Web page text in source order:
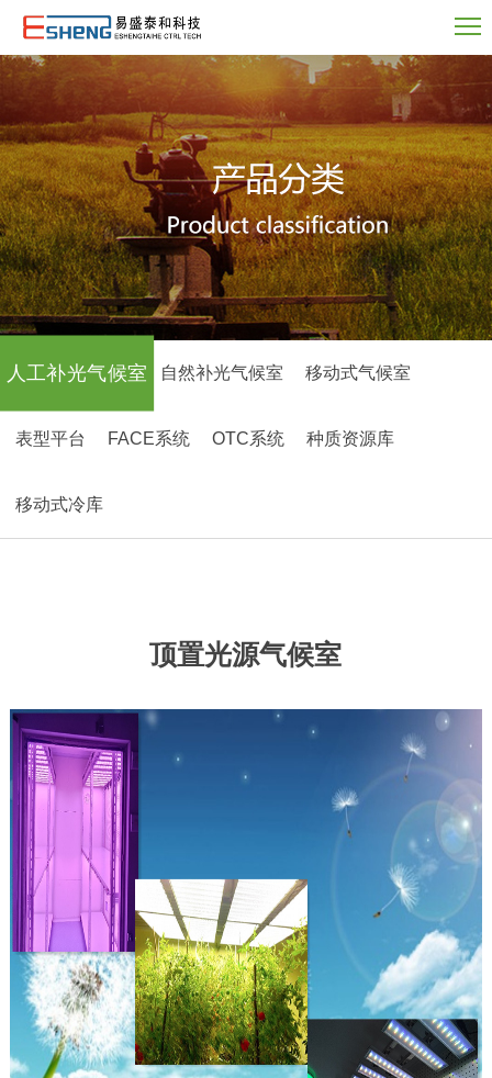
人工补光气候室 自然补光气候室 移动式气候室
表型平台 FACE系统 OTC系统 种质资源库
移动式冷库
顶置光源气候室